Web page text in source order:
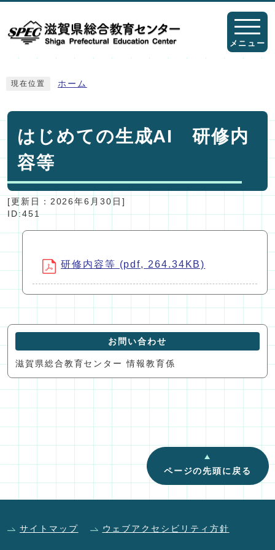
メニュー
現在位置 ホーム
はじめての生成AI 研修内
容等
[更新日： 2026年6月30日 ]
ID:451
研修内容等 (pdf, 264.34KB)
お問い合わせ
滋賀県総合教育センター 情報教育係
ページの先頭に戻る
サイトマップ ウェブアクセシビリティ方針